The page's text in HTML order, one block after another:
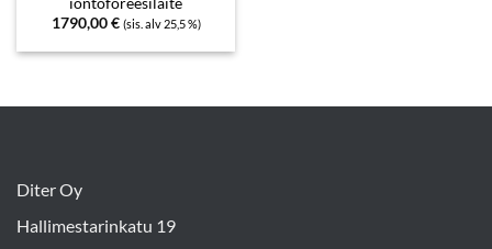
1790,00€ (sis. alv 25,5 %)
Diter Oy
Hallimestarinkatu 19